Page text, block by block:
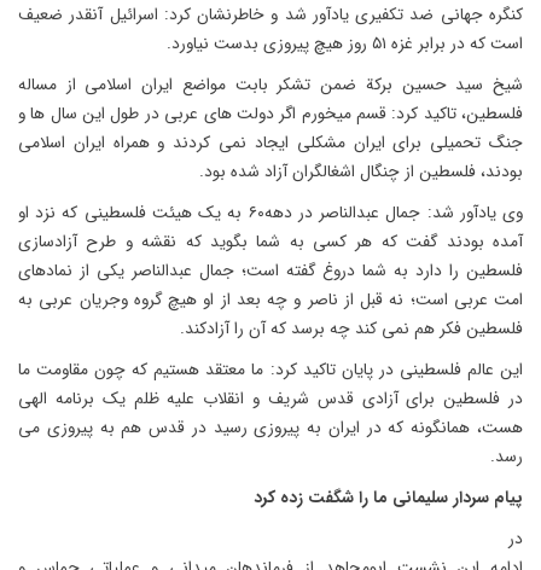
کنگره جهانی ضد تکفیری یادآور شد و خاطرنشان کرد: اسرائیل آنقدر ضعیف
است که در برابر غزه ۵۱ روز هیچ پیروزی بدست نیاورد.
شیخ سید حسین برکة ضمن تشکر بابت مواضع ایران اسلامی از مساله
فلسطین، تاکید کرد: قسم میخورم اگر دولت های عربی در طول این سال ها و
جنگ تحمیلی برای ایران مشکلی ایجاد نمی کردند و همراه ایران اسلامی
بودند، فلسطین از چنگال اشغالگران آزاد شده بود.
وی یادآور شد: جمال عبدالناصر در دهه۶۰ به یک هیئت فلسطینی که نزد او
آمده بودند گفت که هر کسی به شما بگوید که نقشه و طرح آزادسازی
فلسطین را دارد به شما دروغ گفته است؛ جمال عبدالناصر یکی از نمادهای
امت عربی است؛ نه قبل از ناصر و چه بعد از او هیچ گروه وجریان عربی به
فلسطین فکر هم نمی کند چه برسد که آن را آزادکند.
این عالم فلسطینی در پایان تاکید کرد: ما معتقد هستیم که چون مقاومت ما
در فلسطین برای آزادی قدس شریف و انقلاب علیه ظلم یک برنامه الهی
هست، همانگونه که در ایران به پیروزی رسید در قدس هم به پیروزی می
رسد.
پیام سردار سلیمانی ما را شگفت زده کرد
در